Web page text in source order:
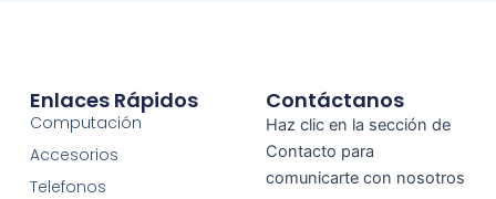
Enlaces Rápidos
Computación
Accesorios
Telefonos
Contáctanos
Haz clic en la sección de
Contacto para
comunicarte con nosotros